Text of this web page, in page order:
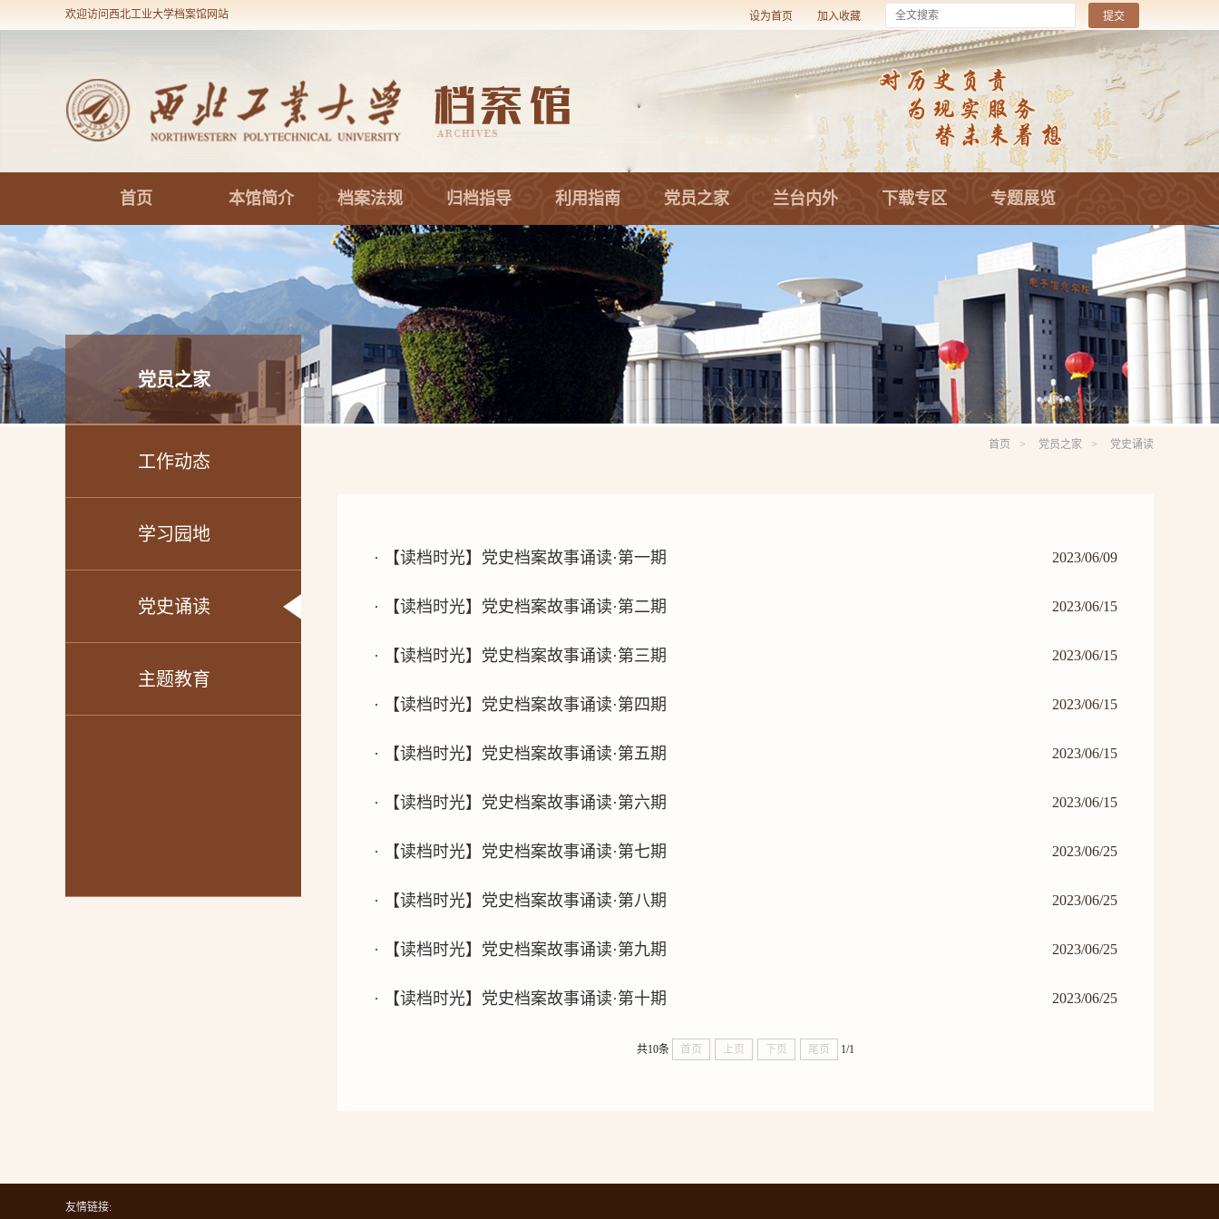
欢迎访问西北工业大学档案馆网站 设为首页 加入收藏
首页 本馆简介 档案法规 归档指导 利用指南 党员之家 兰台内外 下载专区 专题展览
首页 党员之家 党史诵读
党员之家
工作动态
学习园地
党史诵读
主题教育
2023/06/09
· 【读档时光】党史档案故事诵读·第一期
2023/06/15
· 【读档时光】党史档案故事诵读·第二期
2023/06/15
· 【读档时光】党史档案故事诵读·第三期
2023/06/15
· 【读档时光】党史档案故事诵读·第四期
2023/06/15
· 【读档时光】党史档案故事诵读·第五期
2023/06/15
· 【读档时光】党史档案故事诵读·第六期
2023/06/25
· 【读档时光】党史档案故事诵读·第七期
2023/06/25
· 【读档时光】党史档案故事诵读·第八期
2023/06/25
· 【读档时光】党史档案故事诵读·第九期
2023/06/25
· 【读档时光】党史档案故事诵读·第十期
共10条 首页 上页 下页 尾页 1/1
友情链接: